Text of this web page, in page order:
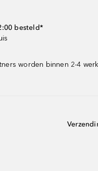
besteld*
worden binnen 2-4